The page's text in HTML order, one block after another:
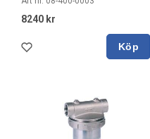
8240 kr
Köp